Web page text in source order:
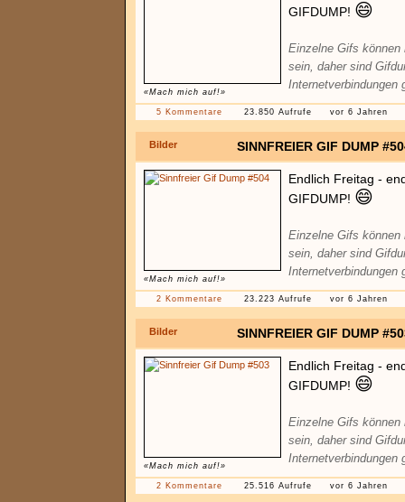
«Mach mich auf!»
GIFDUMP! 😄
Einzelne Gifs können
sein, daher sind
Internetverbindungen
5 Kommentare 23.850 Aufrufe vor 6 Jahren
Bilder SINNFREIER GIF DUMP
«Mach mich auf!»
Endlich Freitag -
GIFDUMP! 😄
Einzelne Gifs können
sein, daher sind
Internetverbindungen
2 Kommentare 23.223 Aufrufe vor 6 Jahren
Bilder SINNFREIER GIF DUMP
«Mach mich auf!»
Endlich Freitag -
GIFDUMP! 😄
Einzelne Gifs können
sein, daher sind
Internetverbindungen
2 Kommentare 25.516 Aufrufe vor 6 Jahren